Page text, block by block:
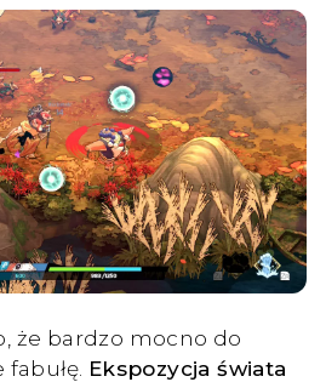
że bardzo mocno do
Ekspozycja świata